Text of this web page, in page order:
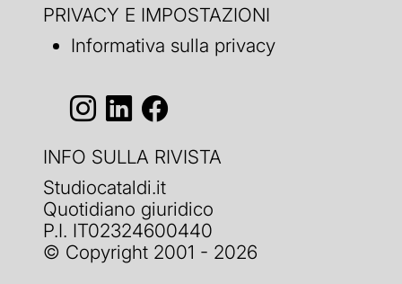
PRIVACY E IMPOSTAZIONI
Informativa sulla privacy
INFO SULLA RIVISTA
Studiocataldi.it
Quotidiano giuridico
P.I. IT02324600440
© Copyright 2001 - 2026